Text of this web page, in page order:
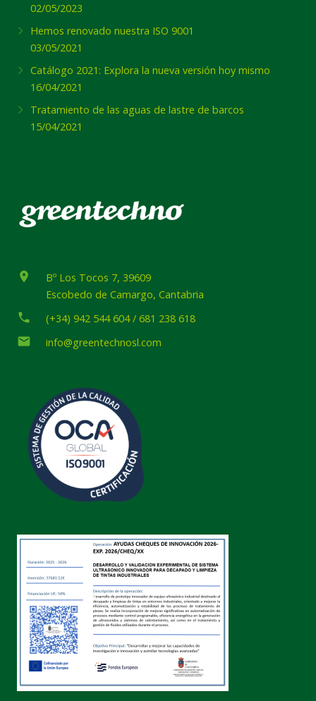
02/05/2023
Hemos renovado nuestra ISO 9001
03/05/2021
Catálogo 2021: Explora la nueva versión hoy mismo
16/04/2021
Tratamiento de las aguas de lastre de barcos
15/04/2021
place
Bº Los Tocos 7, 39609
Escobedo de Camargo, Cantabria
phone (+34) 942 544 604 / 681 238 618
email info@greentechnosl.com